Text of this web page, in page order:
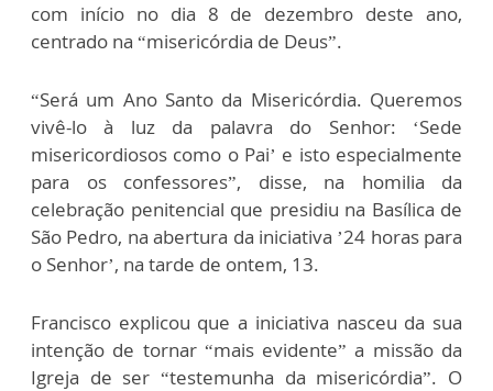
com início no dia 8 de dezembro deste ano,
centrado na “misericórdia de Deus”.
“Será um Ano Santo da Misericórdia. Queremos
vivê-lo à luz da palavra do Senhor: ‘Sede
misericordiosos como o Pai’ e isto especialmente
para os confessores”, disse, na homilia da
celebração penitencial que presidiu na Basílica de
São Pedro, na abertura da iniciativa ’24 horas para
o Senhor’, na tarde de ontem, 13.
Francisco explicou que a iniciativa nasceu da sua
intenção de tornar “mais evidente” a missão da
Igreja de ser “testemunha da misericórdia”. O